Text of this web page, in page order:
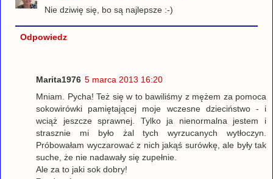
Nie dziwię się, bo są najlepsze :-)
Odpowiedz
Marita1976 5 marca 2013 16:20
Mniam. Pycha! Też się w to bawiliśmy z mężem za pomoca
sokowirówki pamiętającej moje wczesne dzieciństwo - i
wciąż jeszcze sprawnej. Tylko ja nienormalna jestem i
strasznie mi było żal tych wyrzucanych wytłoczyn.
Próbowałam wyczarować z nich jakąś surówkę, ale były tak
suche, że nie nadawały się zupełnie.
Ale za to jaki sok dobry!